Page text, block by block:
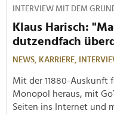
INTERVIEW MIT DEM
Klaus Harisch:
dutzendfach
NEWS, KARRIERE,
Mit der 11880-Auskunft
Monopol heraus, mit
Seiten ins Internet und